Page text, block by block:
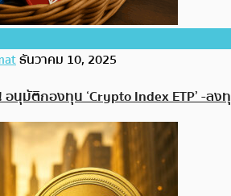
ธันวาคม 10, 2025
อนุมัติกองทุน ‘Crypto Index ETP’ -ล